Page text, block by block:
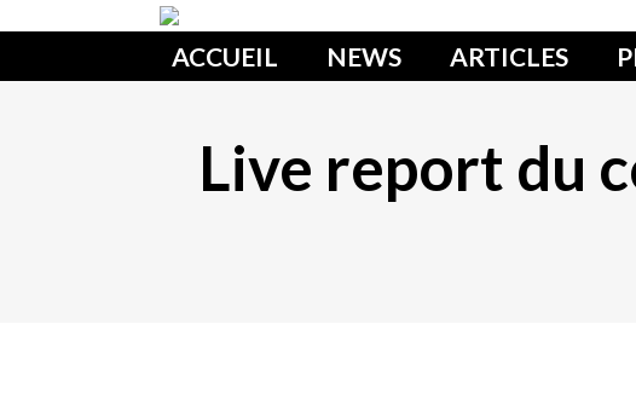
ACCUEIL NEWS ARTICLES
Live report du